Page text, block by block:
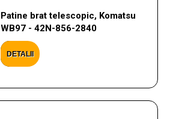
Patine brat telescopic, Komatsu
WB97 - 42N-856-2840
DETALII